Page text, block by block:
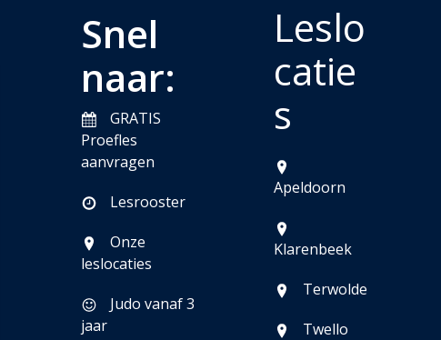
Snel
naar:
GRATIS
Proefles
aanvragen
Lesrooster
Onze
leslocaties
Judo vanaf 3
jaar
Leslo
catie
s
Apeldoorn
Klarenbeek
Terwolde
Twello